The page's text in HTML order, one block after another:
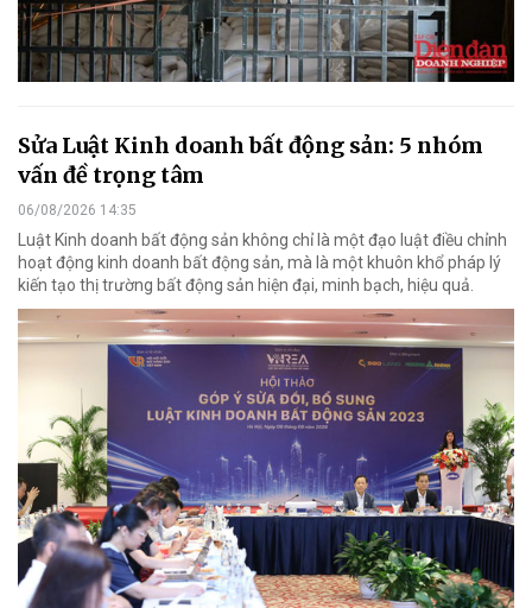
Sửa Luật Kinh doanh bất động sản: 5 nhóm
vấn đề trọng tâm
06/08/2026 14:35
Luật Kinh doanh bất động sản không chỉ là một đạo luật điều chỉnh
hoạt động kinh doanh bất động sản, mà là một khuôn khổ pháp lý
kiến tạo thị trường bất động sản hiện đại, minh bạch, hiệu quả.